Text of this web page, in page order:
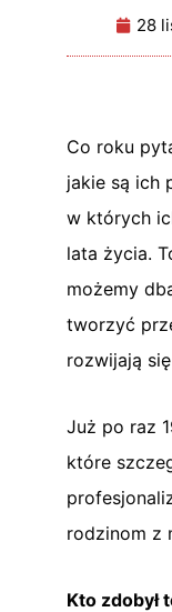
28
Co roku
jakie są ich
w których
lata życia.
możemy
tworzyć
rozwijają
Już po raz
które
rodzinom z
Kto zdobył